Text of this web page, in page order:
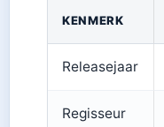
KENMERK
Releasejaar
Regisseur